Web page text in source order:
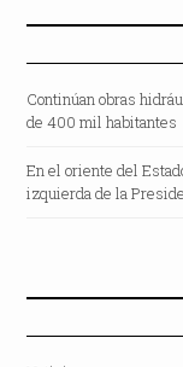
Continúan obras
de 400 mil habitantes
En el oriente del
izquierda de la